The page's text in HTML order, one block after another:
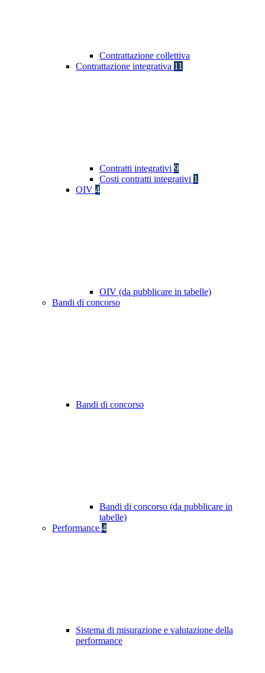
Contrattazione collettiva
Contrattazione integrativa 11
Contratti integrativi 9
Costi contratti integrativi 1
OIV 4
OIV (da pubblicare in tabelle)
Bandi di concorso
Bandi di concorso
Bandi di concorso (da pubblicare in
tabelle)
Performance 4
Sistema di misurazione e valutazione della
performance